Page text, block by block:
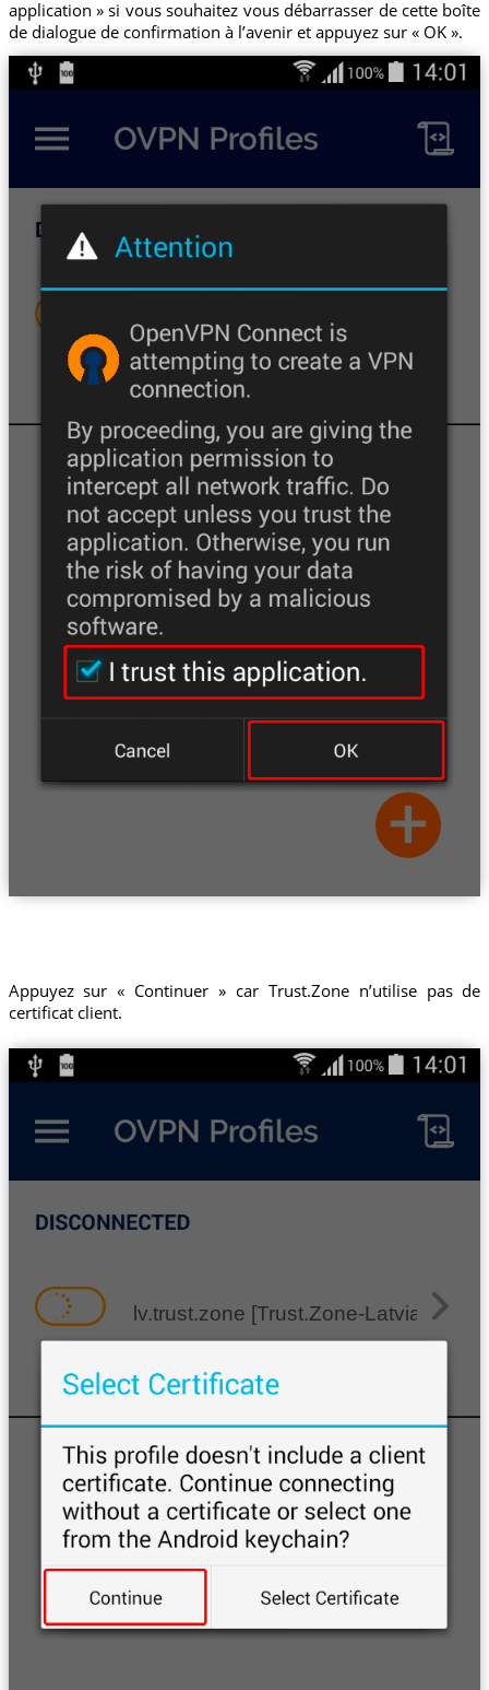
application » si vous souhaitez vous débarrasser de cette boîte
de dialogue de confirmation à l’avenir et appuyez sur « OK ».
Appuyez sur « Continuer » car Trust.Zone n’utilise pas de
certificat client.
lv.trust.zone [Trust.Zone-Latvia]